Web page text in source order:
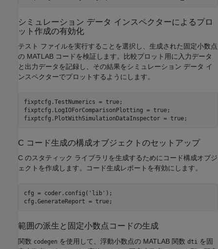
シミュレーション データ インスペクターによるプロ
ット作成の有効化
テスト ファイルを実行することを選択し、生成された固定小数点
の MATLAB コードを検証します。比較プロット用に入力データ
と出力データを記録し、その結果をシミュレーション データ イ
ンスペクターでプロットするようにします。
fixptcfg.TestNumerics = true;
fixptcfg.LogIOForComparisonPlotting = true;
fixptcfg.PlotWithSimulationDataInspector = true;
C コード生成の構成オブジェクトのセットアップ
C のスタティック ライブラリを生成するためにコード構成オブジ
ェクトを作成します。コード生成レポートを有効にします。
cfg = coder.config( 'lib' );
cfg.GenerateReport = true;
範囲の派生と固定小数点コードの生成
関数 codegen を使用して、浮動小数点の MATLAB 関数 dti を固